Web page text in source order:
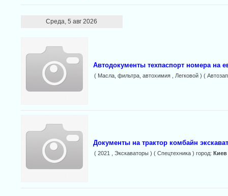
Среда, 5 авг 2026
Автодокументы техпаспорт номера на
( Масла, фильтра, автохимия , Легковой ) (
Документы на трактор комбайн
( 2021 , Экскаваторы ) ( Спецтехника ) город: Киев